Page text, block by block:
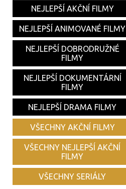
NEJLEPŠÍ AKČNÍ FILMY
NEJLEPŠÍ ANIMOVANÉ FILMY
NEJLEPŠÍ DOBRODRUŽNÉ
FILMY
NEJLEPŠÍ DOKUMENTÁRNÍ
FILMY
NEJLEPŠÍ DRAMA FILMY
VŠECHNY AKČNÍ FILMY
VŠECHNY NEJLEPŠÍ AKČNÍ
FILMY
VŠECHNY SERIÁLY